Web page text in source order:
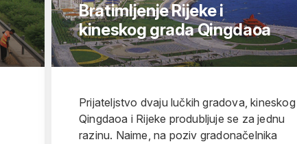
Bratimljenje Rijeke i
kineskog grada Qingdaoa
Prijateljstvo dvaju lučkih gradova, kineskog
Qingdaoa i Rijeke produbljuje se za jednu
razinu. Naime, na poziv gradonačelnika